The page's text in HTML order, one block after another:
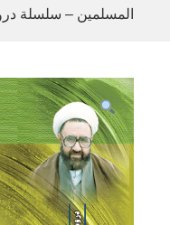
المسلمين‏ – سلسلة